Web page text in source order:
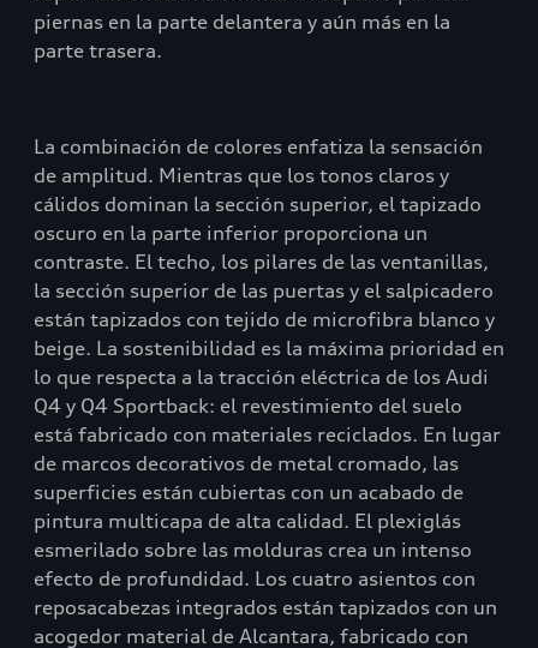
piernas en la parte delantera y aún más en la
parte trasera.
La combinación de colores enfatiza la sensación
de amplitud. Mientras que los tonos claros y
cálidos dominan la sección superior, el tapizado
oscuro en la parte inferior proporciona un
contraste. El techo, los pilares de las ventanillas,
la sección superior de las puertas y el salpicadero
están tapizados con tejido de microfibra blanco y
beige. La sostenibilidad es la máxima prioridad en
lo que respecta a la tracción eléctrica de los Audi
Q4 y Q4 Sportback: el revestimiento del suelo
está fabricado con materiales reciclados. En lugar
de marcos decorativos de metal cromado, las
superficies están cubiertas con un acabado de
pintura multicapa de alta calidad. El plexiglás
esmerilado sobre las molduras crea un intenso
efecto de profundidad. Los cuatro asientos con
reposacabezas integrados están tapizados con un
acogedor material de Alcantara, fabricado con